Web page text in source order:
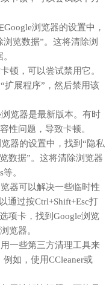
浏览器的设置中，
览数据”。这将清除浏
顿，可以尝试禁用它。
扩展程序”，然后禁用该
览器是最新版本。有时
性问题，导致卡顿。
器的设置中，找到“隐私
数据”。这将清除浏览器
。
器可以解决一些临时性
通过按Ctrl+Shift+Esc打
项卡，找到Google浏览
览器。
一些第三方清理工具来
如，使用CCleaner或